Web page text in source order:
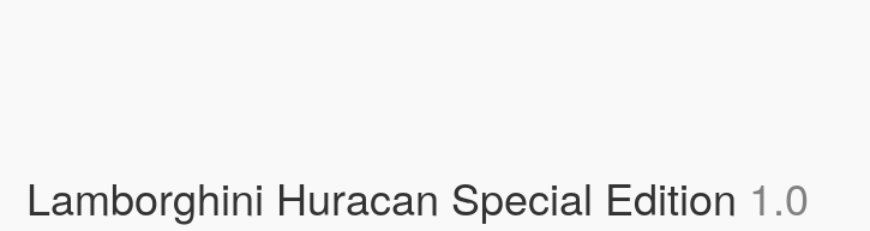
Lamborghini Huracan Special Edition 1.0